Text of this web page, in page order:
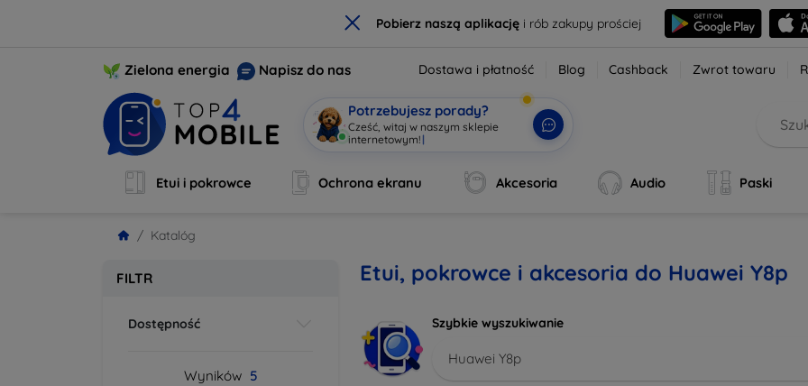
× Pobierz naszą aplikacjęi rób zakupy prościej
Zielona energia Napisz do nas Dostawa i płatność Blog Cashback Zwrot towaru
Potrzebujesz porady?
Cześć, witaj w naszym sklepie
internetowym! |
Etui i pokrowce Ochrona ekranu Akcesoria Audio Paski
Katalóg
FILTR
Dostępność
Wyników 5
Etui, pokrowce i akcesoria do Huawei Y8p
Szybkie wyszukiwanie
Huawei Y8p